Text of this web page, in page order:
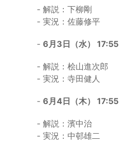
- 解説：下柳剛
- 実況：佐藤修平
- 6月3日（水） 17:55
- 解説：桧山進次郎
- 実況：寺田健人
- 6月4日（木） 17:55
- 解説：濱中治
- 実況：中邨雄二